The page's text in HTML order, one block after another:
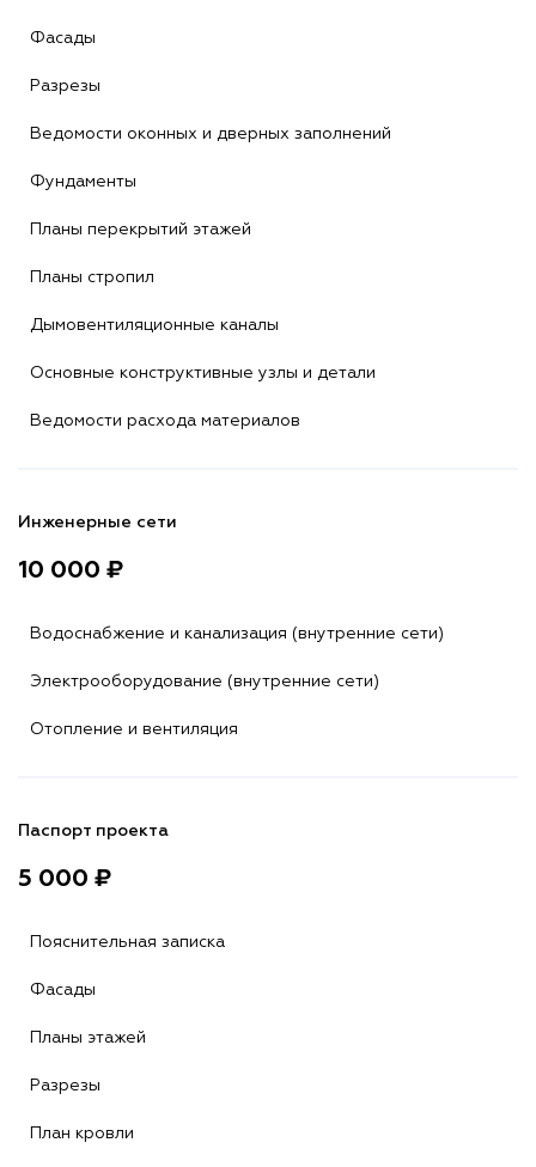
Фасады
Разрезы
Ведомости оконных и дверных заполнений
Фундаменты
Планы перекрытий этажей
Планы стропил
Дымовентиляционные каналы
Основные конструктивные узлы и детали
Ведомости расхода материалов
Инженерные сети
10 000 ₽
Водоснабжение и канализация (внутренние сети)
Электрооборудование (внутренние сети)
Отопление и вентиляция
Паспорт проекта
5 000 ₽
Пояснительная записка
Фасады
Планы этажей
Разрезы
План кровли